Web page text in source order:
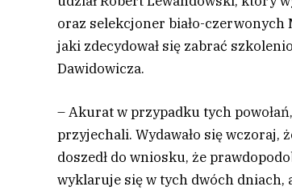
oraz selekcjoner biało-czerwonych
jaki zdecydował się zabrać
Dawidowicza.
– Akurat w przypadku tych
przyjechali. Wydawało się wczoraj,
doszedł do wniosku, że
wyklaruje się w tych dwóch dniach,